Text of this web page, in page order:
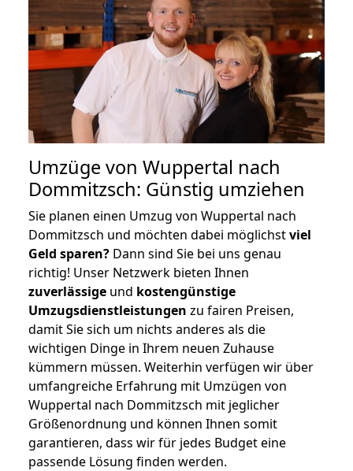
Umzüge von Wuppertal nach
Dommitzsch: Günstig umziehen
Sie planen einen Umzug von Wuppertal nach
Dommitzsch und möchten dabei möglichstviel
Geld sparen? Dann sind Sie bei uns genau
richtig! Unser Netzwerk bieten Ihnen
zuverlässige und kostengünstige
Umzugsdienstleistungen zu fairen Preisen,
damit Sie sich um nichts anderes als die
wichtigen Dinge in Ihrem neuen Zuhause
kümmern müssen. Weiterhin verfügen wir über
umfangreiche Erfahrung mit Umzügen von
Wuppertal nach Dommitzsch mit jeglicher
Größenordnung und können Ihnen somit
garantieren, dass wir für jedes Budget eine
passende Lösung finden werden.